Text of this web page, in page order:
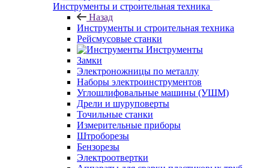
Инструменты и строительная техника
Назад
Инструменты и строительная техника
Рейсмусовые станки
Инструменты
Замки
Электроножницы по металлу
Наборы электроинструментов
Углошлифовальные машины (УШМ)
Дрели и шуруповерты
Точильные станки
Измерительные приборы
Штроборезы
Бензорезы
Электроотвертки